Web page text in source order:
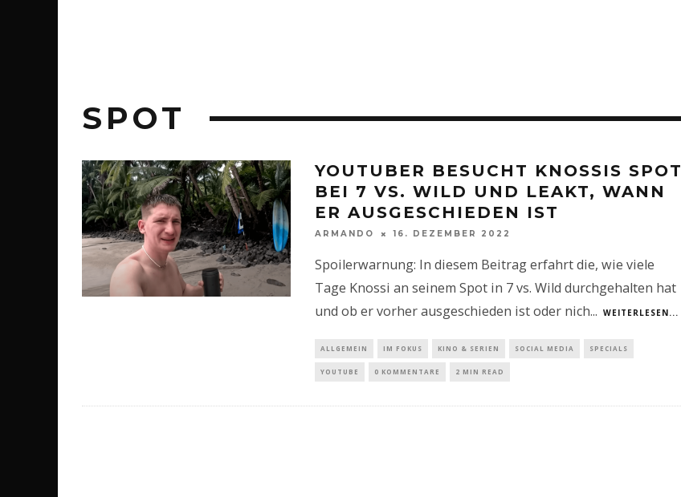
SPOT
YOUTUBER BESUCHT KNOSSIS SPOT
BEI 7 VS. WILD UND LEAKT, WANN
ER AUSGESCHIEDEN IST
ARMANDO 16. DEZEMBER 2022
Spoilerwarnung: In diesem Beitrag erfahrt die, wie viele
Tage Knossi an seinem Spot in 7 vs. Wild durchgehalten hat
und ob er vorher ausgeschieden ist oder nich... WEITERLESEN...
ALLGEMEIN IM FOKUS KINO & SERIEN SOCIAL MEDIA SPECIALS
YOUTUBE 0 KOMMENTARE 2 MIN READ